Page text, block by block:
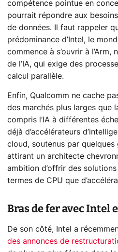
compétence pointue en
pourrait répondre aux
de données. Il faut rappeler
prédominance d’Intel, le
commence à s’ouvrir à l’Arm,
de l’IA, qui exige des
calcul parallèle.
Enfin, Qualcomm ne cache
des marchés plus larges que
compris l’IA à différentes
déjà d’accélérateurs
cloud, soutenus par quelques
attirant un architecte
ambition d’offrir des
termes de CPU que
Bras de fer avec Intel
De son côté, Intel a
des annonces de